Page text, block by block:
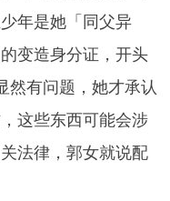
年是她「同父异
变造身分证，开头
然有问题，她才承认
这些东西可能会涉
法律，郭女就说配